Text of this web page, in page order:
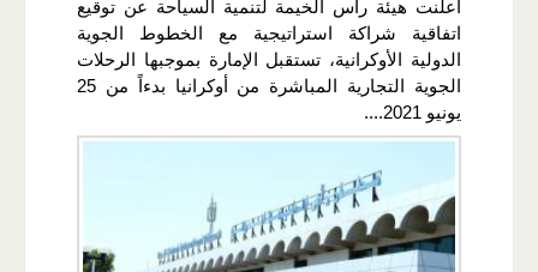
أعلنت هيئة رأس الخيمة لتنمية السياحة عن توقيع
اتفاقية شراكة استراتيجية مع الخطوط الجوية
الدولية الأوكرانية، تستقبل الإمارة بموجبها الرحلات
الجوية التجارية المباشرة من أوكرانيا بدءاً من 25
يونيو 2021....